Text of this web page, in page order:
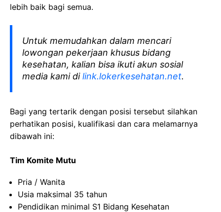
lebih baik bagi semua.
Untuk memudahkan dalam mencari
lowongan pekerjaan khusus bidang
kesehatan, kalian bisa ikuti akun sosial
media kami dilink.lokerkesehatan.net.
Bagi yang tertarik dengan posisi tersebut silahkan
perhatikan posisi, kualifikasi dan cara melamarnya
dibawah ini:
Tim Komite Mutu
Pria / Wanita
Usia maksimal 35 tahun
Pendidikan minimal S1 Bidang Kesehatan